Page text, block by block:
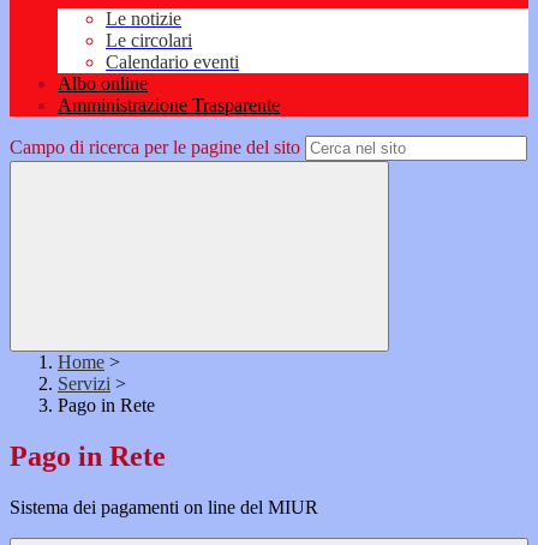
Le notizie
Le circolari
Calendario eventi
Albo online
Amministrazione Trasparente
Campo di ricerca per le pagine del sito
Home >
Servizi >
Pago in Rete
Pago in Rete
Sistema dei pagamenti on line del MIUR